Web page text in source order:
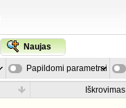
Naujas
Papildomi parametrai
Iškrovimas